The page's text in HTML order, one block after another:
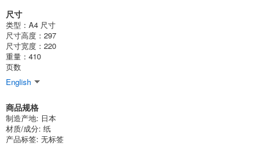
尺寸
类型：A4 尺寸
尺寸高度：297
尺寸宽度：220
重量：410
页数
English
商品规格
制造产地: 日本
材质/成分: 纸
产品标签: 无标签